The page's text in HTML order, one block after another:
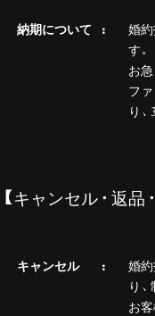
納期について
婚
す。
お
フ
り
【キャンセル・返品
キャンセル
婚
り
お